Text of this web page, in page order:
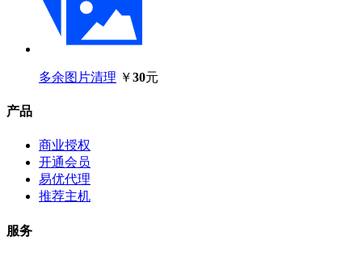
多余图片清理 ￥30元
产品
商业授权
开通会员
易优代理
推荐主机
服务